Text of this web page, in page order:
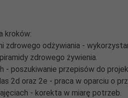
kroków:
zdrowego odżywiania -
zdrowego żywienia.
- poszukiwanie przepisów do
2d oraz 2e - praca w oparciu o
- korekta w miarę potrzeb.